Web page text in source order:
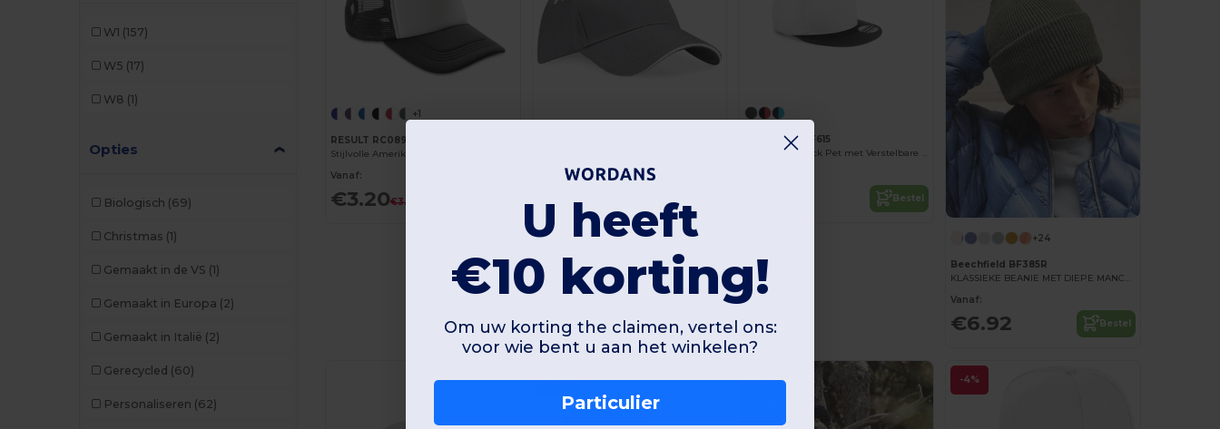
W1 (157)
W5 (17)
W8 (1)
Opties
Biologisch (69)
Christmas (1)
Gemaakt in de VS (1)
Gemaakt in Europa (2)
Gemaakt in Italië (2)
Gerecycled (60)
Personaliseren (62)
+1
RESULT RC089
Stijlvolle Amerikaanse Mesh Cap
Vanaf:
€3.20€3.34
Beechfield BC15C
Ultieme 5 Paneel Pet Sandwich Piek
Vanaf:
€5.64 Bestel
Beechfield BF615
Kinder Snapback Pet met Verstelbare Maat
Bestel
+24
Beechfield BF385R
KLASSIEKE BEANIE MET DIEPE MANCHET
Vanaf:
€6.92 Bestel
-32% -31% -4%
U heeft
€10 korting!
Om uw korting the claimen, vertel ons:
voor wie bent u aan het winkelen?
Particulier